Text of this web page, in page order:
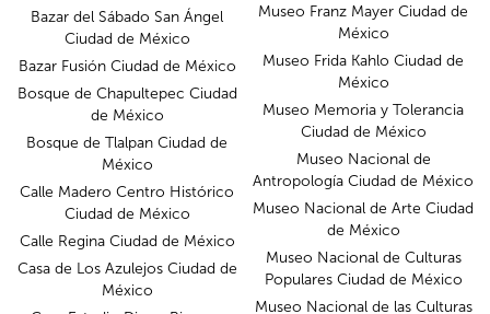
Bazar del Sábado San Ángel
Ciudad de México
Bazar Fusión Ciudad de México
Bosque de Chapultepec Ciudad
de México
Bosque de Tlalpan Ciudad de
México
Calle Madero Centro Histórico
Ciudad de México
Calle Regina Ciudad de México
Casa de Los Azulejos Ciudad de
México
Museo Franz Mayer Ciudad de
México
Museo Frida Kahlo Ciudad de
México
Museo Memoria y Tolerancia
Ciudad de México
Museo Nacional de
Antropología Ciudad de México
Museo Nacional de Arte Ciudad
de México
Museo Nacional de Culturas
Populares Ciudad de México
Museo Nacional de las Culturas